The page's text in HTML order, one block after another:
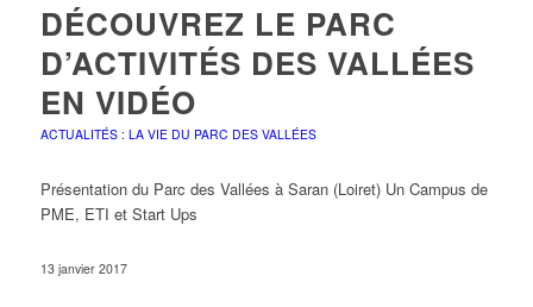
DÉCOUVREZ LE PARC
D’ACTIVITÉS DES VALLÉES
EN VIDÉO
ACTUALITÉS : LA VIE DU PARC DES VALLÉES
Présentation du Parc des Vallées à Saran (Loiret) Un Campus de
PME, ETI et Start Ups
13 janvier 2017